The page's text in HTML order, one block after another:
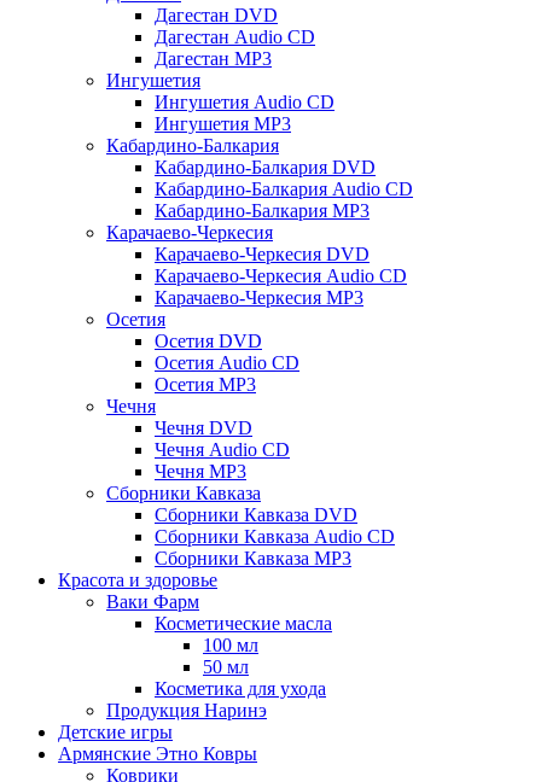
Дагестан DVD
Дагестан Audio CD
Дагестан MP3
Ингушетия
Ингушетия Audio CD
Ингушетия MP3
Кабардино-Балкария
Кабардино-Балкария DVD
Кабардино-Балкария Audio CD
Кабардино-Балкария MP3
Карачаево-Черкесия
Карачаево-Черкесия DVD
Карачаево-Черкесия Audio CD
Карачаево-Черкесия MP3
Осетия
Осетия DVD
Осетия Audio CD
Осетия MP3
Чечня
Чечня DVD
Чечня Audio CD
Чечня MP3
Сборники Кавказа
Сборники Кавказа DVD
Сборники Кавказа Audio CD
Сборники Кавказа MP3
Красота и здоровье
Ваки Фарм
Косметические масла
100 мл
50 мл
Косметика для ухода
Продукция Наринэ
Детские игры
Армянские Этно Ковры
Коврики